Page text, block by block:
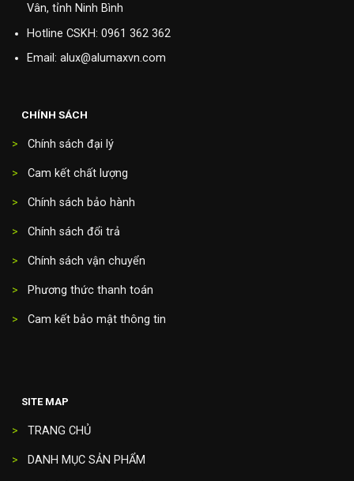
Vân, tỉnh Ninh Bình
Hotline CSKH: 0961 362 362
Email: alux@alumaxvn.com
CHÍNH SÁCH
> Chính sách đại lý
> Cam kết chất lượng
> Chính sách bảo hành
> Chính sách đổi trả
> Chính sách vận chuyển
> Phương thức thanh toán
> Cam kết bảo mật thông tin
SITE MAP
> TRANG CHỦ
> DANH MỤC SẢN PHẨM